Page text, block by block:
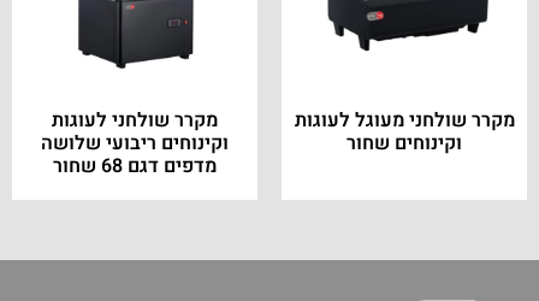
מקרר שולחני מעוגל לעוגות
וקינוחים שחור
מקרר שולחני לעוגות
וקינוחים ריבועי שלושה
מדפים דגם 68 שחור